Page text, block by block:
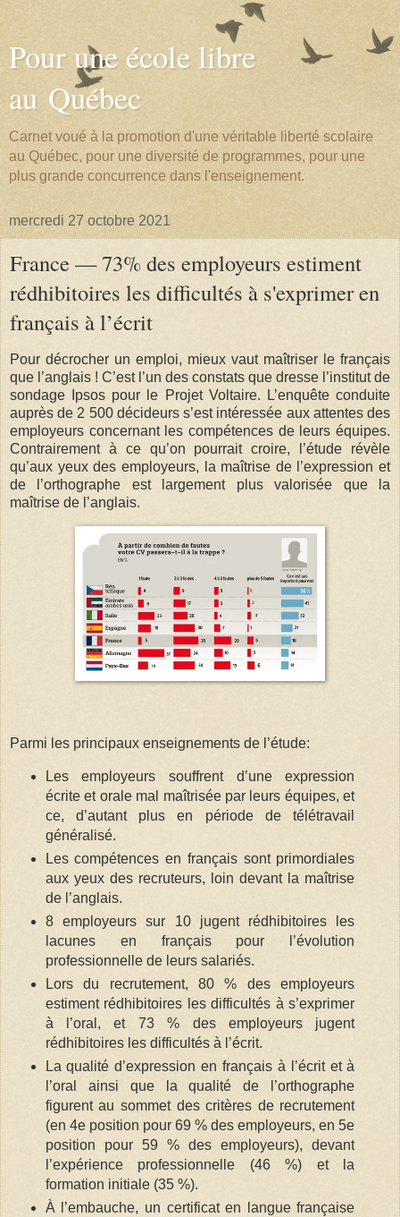
Pour une école libre
au Québec
Carnet voué à la promotion d'une véritable liberté scolaire
au Québec, pour une diversité de programmes, pour une
plus grande concurrence dans l'enseignement.
mercredi 27 octobre 2021
France — 73% des employeurs estiment
rédhibitoires les difficultés à s'exprimer en
français à l’écrit
Pour décrocher un emploi, mieux vaut maîtriser le français
que l’anglais ! C’est l’un des constats que dresse l’institut de
sondage Ipsos pour le Projet Voltaire. L’enquête conduite
auprès de 2 500 décideurs s’est intéressée aux attentes des
employeurs concernant les compétences de leurs équipes.
Contrairement à ce qu’on pourrait croire, l’étude révèle
qu’aux yeux des employeurs, la maîtrise de l’expression et
de l’orthographe est largement plus valorisée que la
maîtrise de l’anglais.
Parmi les principaux enseignements de l’étude:
Les employeurs souffrent d’une expression
écrite et orale mal maîtrisée par leurs équipes, et
ce, d’autant plus en période de télétravail
généralisé.
Les compétences en français sont primordiales
aux yeux des recruteurs, loin devant la maîtrise
de l’anglais.
8 employeurs sur 10 jugent rédhibitoires les
lacunes en français pour l’évolution
professionnelle de leurs salariés.
Lors du recrutement, 80 % des employeurs
estiment rédhibitoires les difficultés à s’exprimer
à l’oral, et 73 % des employeurs jugent
rédhibitoires les difficultés à l’écrit.
La qualité d’expression en français à l’écrit et à
l’oral ainsi que la qualité de l’orthographe
figurent au sommet des critères de recrutement
(en 4e position pour 69 % des employeurs, en 5e
position pour 59 % des employeurs), devant
l’expérience professionnelle (46 %) et la
formation initiale (35 %).
À l’embauche, un certificat en langue française